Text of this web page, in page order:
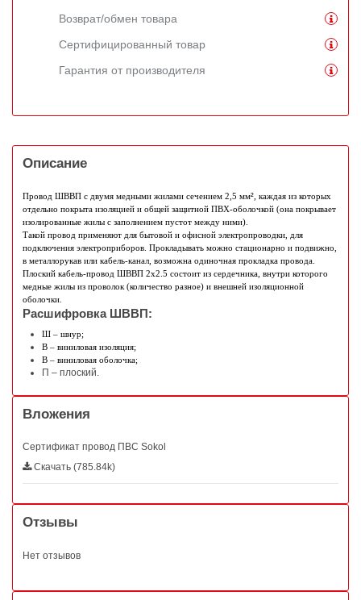
Возврат/обмен товара
Сертифицированный товар
Гарантия от производителя
Описание
Провод ШВВП с двумя медными жилами сечением 2,5 мм² , каждая из которых
отдельно покрыта изоляцией и общей защитной ПВХ-оболочкой (она покрывает
изолированные жилы с заполнением пустот между ними).
Такой провод применяют для бытовой и офисной электропроводки, для
подключения электроприборов. Прокладывать можно стационарно и подвижно,
в металлорукав или кабель-канал, возможна одиночная прокладка провода.
Плоский кабель-провод ШВВП 2х2.5 состоит из сердечника, внутри которого
медные жилы из проволок (количество разное) и внешней изоляционной
оболочки.
Расшифровка ШВВП:
Ш – шнур;
В – виниловая изоляция;
В – виниловая оболочка;
П – плоский.
Вложения
Сертификат провод ПВС Sokol
Скачать (785.84k)
Отзывы
Нет отзывов